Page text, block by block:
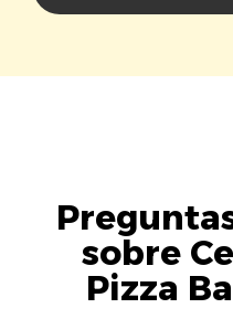
sobre
Pizza